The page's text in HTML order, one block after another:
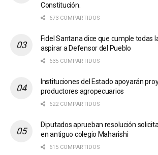
Constitución.
673 COMPARTIDOS
Fidel Santana dice que cumple todas
aspirar a Defensor del Pueblo
635 COMPARTIDOS
Instituciones del Estado apoyarán
productores agropecuarios
622 COMPARTIDOS
Diputados aprueban resolución
en antiguo colegio Maharishi
615 COMPARTIDOS